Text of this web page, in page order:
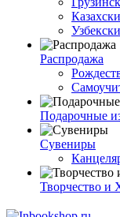
Распродажа
Подарочные
Сувениры
Творчество и